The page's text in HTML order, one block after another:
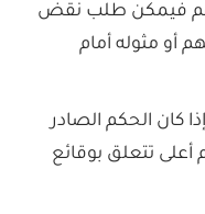
فيمكن طلب نقض
أو مثوله أمام
كان الحكم الصادر
تتعلق بوقائع